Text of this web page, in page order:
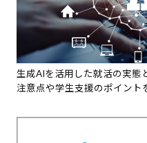
生成AIを活用した就活の実態
注意点や学生支援のポイント